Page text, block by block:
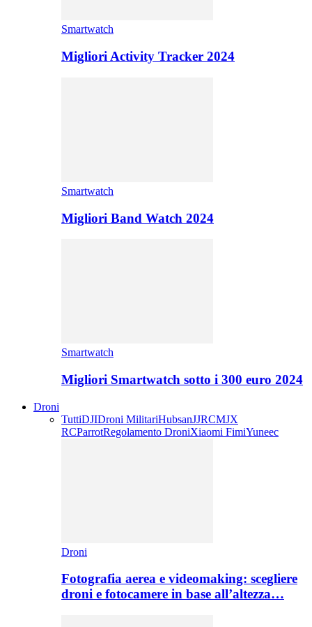
Smartwatch
Migliori Activity Tracker 2024
Smartwatch
Migliori Band Watch 2024
Smartwatch
Migliori Smartwatch sotto i 300 euro 2024
Droni
TuttiDJIDroni MilitariHubsanJJRCMJX
RCParrotRegolamento DroniXiaomi FimiYuneec
Droni
Fotografia aerea e videomaking: scegliere
droni e fotocamere in base all’altezza…